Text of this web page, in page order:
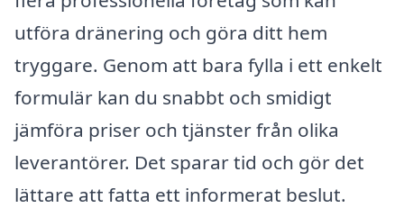
utföra dränering och göra ditt hem
tryggare. Genom att bara fylla i ett enkelt
formulär kan du snabbt och smidigt
jämföra priser och tjänster från olika
leverantörer. Det sparar tid och gör det
lättare att fatta ett informerat beslut.